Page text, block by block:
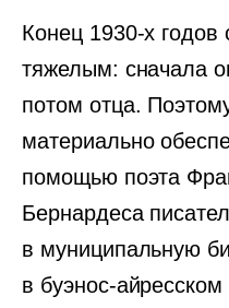
Конец 1930-х годов
тяжелым: сначала
потом отца.
материально
помощью поэта
Бернардеса
в муниципальную
в буэнос-